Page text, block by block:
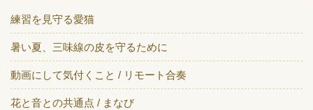
練習を見守る愛猫
暑い夏、三味線の皮を守るために
動画にして気付くこと / リモート合奏
花と音との共通点 / まなび